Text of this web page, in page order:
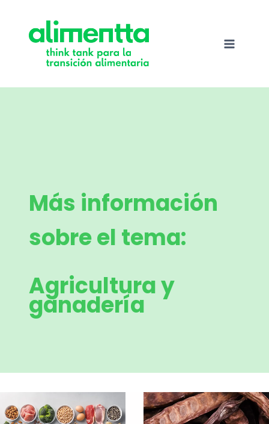
contenido
Más información
sobre el tema:
Agricultura y
ganadería